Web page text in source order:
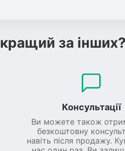
кращий за
Консультації
Ви можете також
безкоштовну
навіть після продажу.